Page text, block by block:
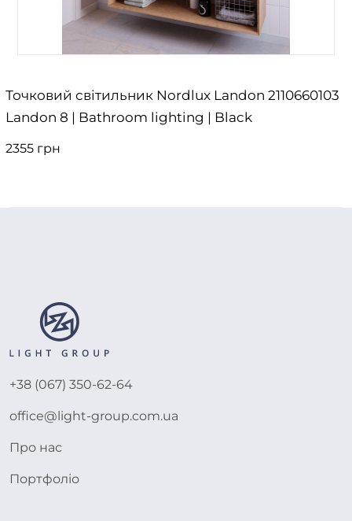
Точковий світильник Nordlux Landon 2110660103
Landon 8 | Bathroom lighting | Black
2355 грн
+38 (067) 350-62-64
office@light-group.com.ua
Про нас
Портфоліо